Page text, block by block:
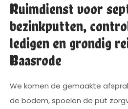
Ruimdienst voor
bezinkputten,
ledigen en grondig
Baasrode
We komen de gemaakte
de bodem, spoelen de put